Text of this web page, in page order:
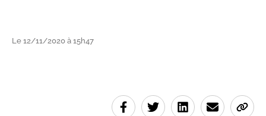
Le 12/11/2020 à 15h47